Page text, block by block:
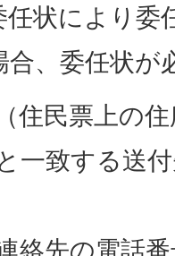
任状により委
合、委任状が
住民票上の
一致する送
絡先の電話